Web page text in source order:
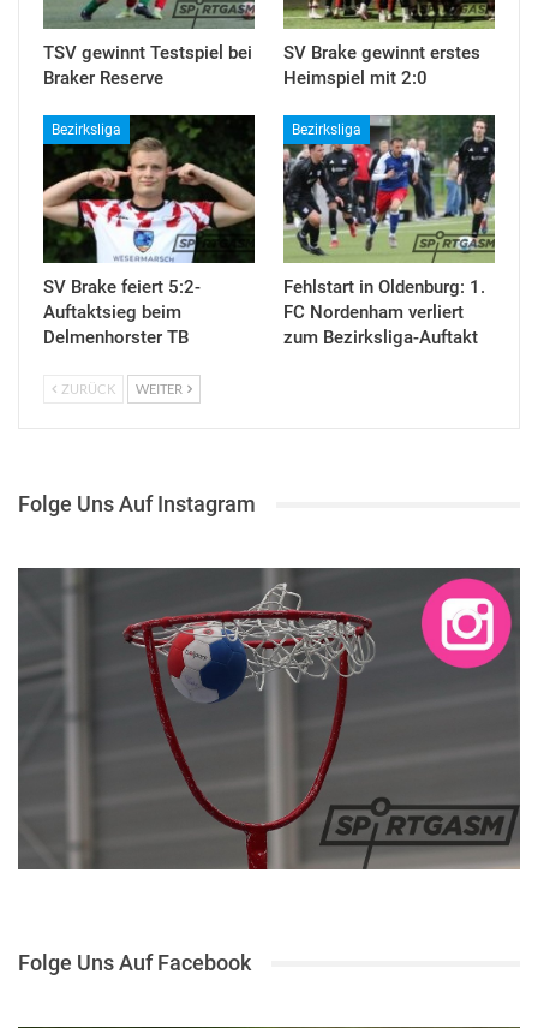
TSV gewinnt Testspiel bei
Braker Reserve
SV Brake gewinnt erstes
Heimspiel mit 2:0
Bezirksliga
SV Brake feiert 5:2-
Auftaktsieg beim
Delmenhorster TB
Bezirksliga
Fehlstart in Oldenburg: 1.
FC Nordenham verliert
zum Bezirksliga-Auftakt
ZURÜCK WEITER
Folge Uns Auf Instagram
Folge Uns Auf Facebook